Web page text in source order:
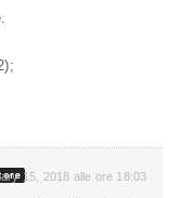
15, 2018 alle ore 18:03